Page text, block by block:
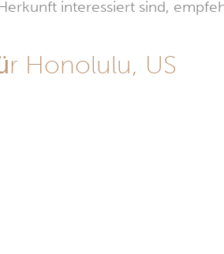
interessiert sind,
Honolulu, US